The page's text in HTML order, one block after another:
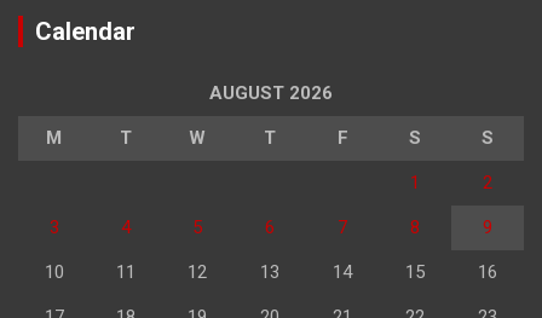
Calendar
AUGUST 2026
M T W T F S S
1 2
3 4 5 6 7 8 9
10 11 12 13 14 15 16